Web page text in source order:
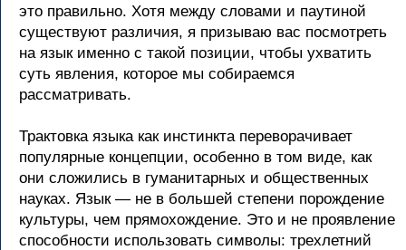
это правильно. Хотя между словами и паутиной
существуют различия, я призываю вас посмотреть
на язык именно с такой позиции, чтобы ухватить
суть явления, которое мы собираемся
рассматривать.
Трактовка языка как инстинкта переворачивает
популярные концепции, особенно в том виде, как
они сложились в гуманитарных и общественных
науках. Язык — не в большей степени порождение
культуры, чем прямохождение. Это и не проявление
способности использовать символы: трехлетний